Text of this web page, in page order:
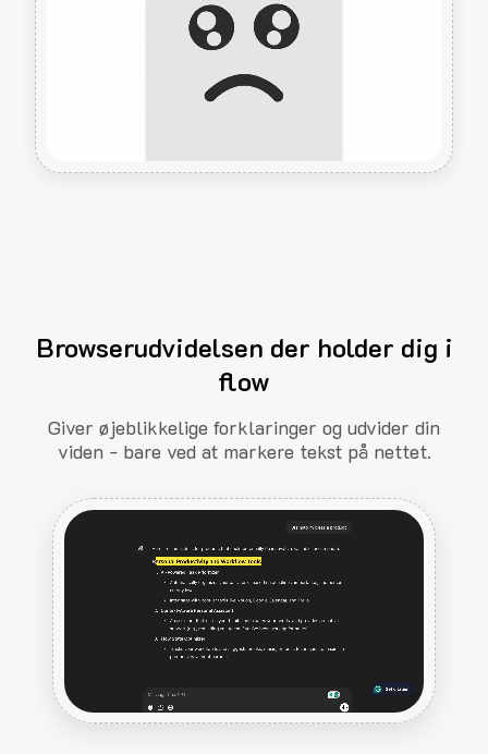
Browserudvidelsen der holder dig i
flow
Giver øjeblikkelige forklaringer og udvider din
viden - bare ved at markere tekst på nettet.